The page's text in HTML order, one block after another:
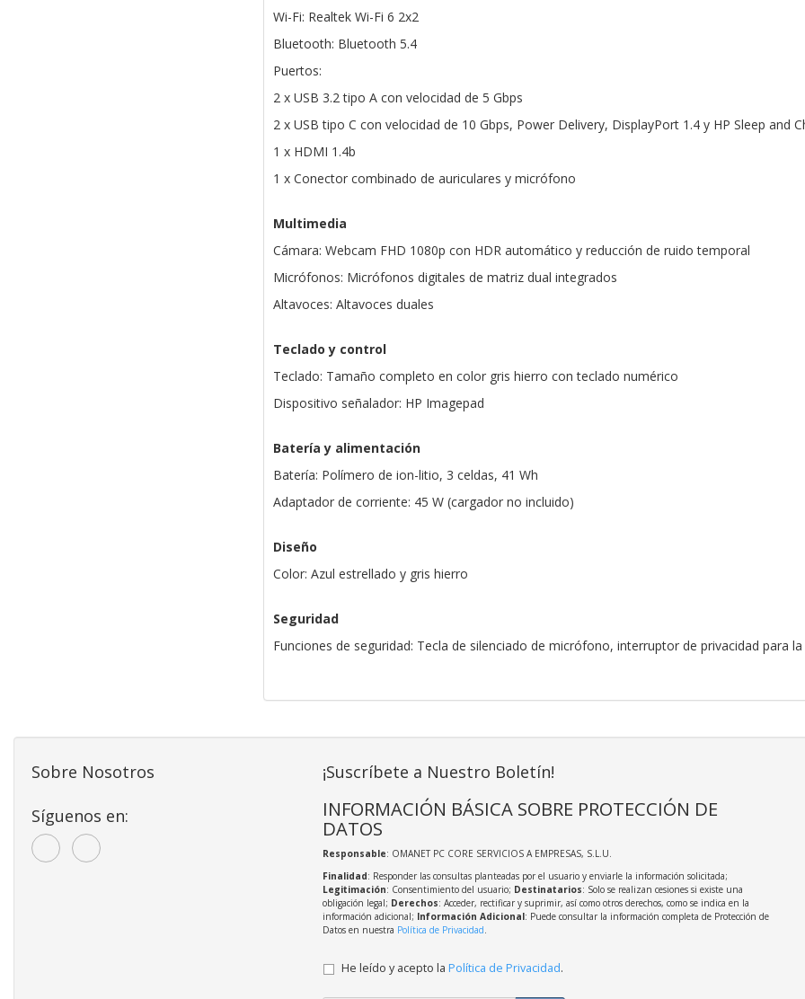
Wi-Fi: Realtek Wi-Fi 6 2x2
Bluetooth: Bluetooth 5.4
Puertos:
2 x USB 3.2 tipo A con velocidad de 5 Gbps
2 x USB tipo C con velocidad de 10 Gbps, Power Delivery, DisplayPort 1.4 y HP Sleep and
1 x HDMI 1.4b
1 x Conector combinado de auriculares y micrófono
Multimedia
Cámara: Webcam FHD 1080p con HDR automático y reducción de ruido temporal
Micrófonos: Micrófonos digitales de matriz dual integrados
Altavoces: Altavoces duales
Teclado y control
Teclado: Tamaño completo en color gris hierro con teclado numérico
Dispositivo señalador: HP Imagepad
Batería y alimentación
Batería: Polímero de ion-litio, 3 celdas, 41 Wh
Adaptador de corriente: 45 W (cargador no incluido)
Diseño
Color: Azul estrellado y gris hierro
Seguridad
Funciones de seguridad: Tecla de silenciado de micrófono, interruptor de privacidad para
Sobre Nosotros
Síguenos en:
¡Suscríbete a Nuestro Boletín!
INFORMACIÓN BÁSICA SOBRE PROTECCIÓN DE
DATOS
Responsable: OMANET PC CORE SERVICIOS A EMPRESAS, S.L.U.
Finalidad: Responder las consultas planteadas por el usuario y enviarle la información solicitada;
Legitimación: Consentimiento del usuario; Destinatarios: Solo se realizan cesiones si existe una
obligación legal; Derechos: Acceder, rectificar y suprimir, así como otros derechos, como se indica en la
información adicional; Información Adicional: Puede consultar la información completa de Protección de
Datos en nuestra Política de Privacidad.
He leído y acepto la Política de Privacidad.